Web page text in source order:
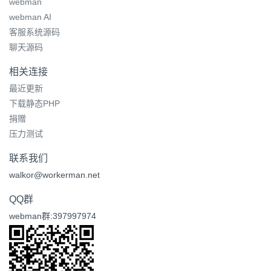
webman AI
客服系统源码
聊天源码
相关连接
最近更新
下载静态PHP
捐赠
压力测试
联系我们
walkor@workerman.net
QQ群
webman群:397997974